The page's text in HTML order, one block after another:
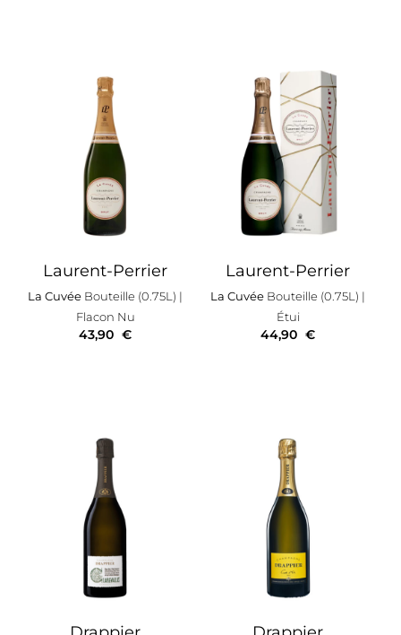
Laurent-Perrier
La Cuvée Bouteille (0.75L) |
Flacon Nu
43,90 €
Laurent-Perrier
La Cuvée Bouteille (0.75L) |
Étui
44,90 €